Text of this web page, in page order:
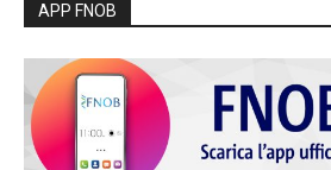
APP FNOB